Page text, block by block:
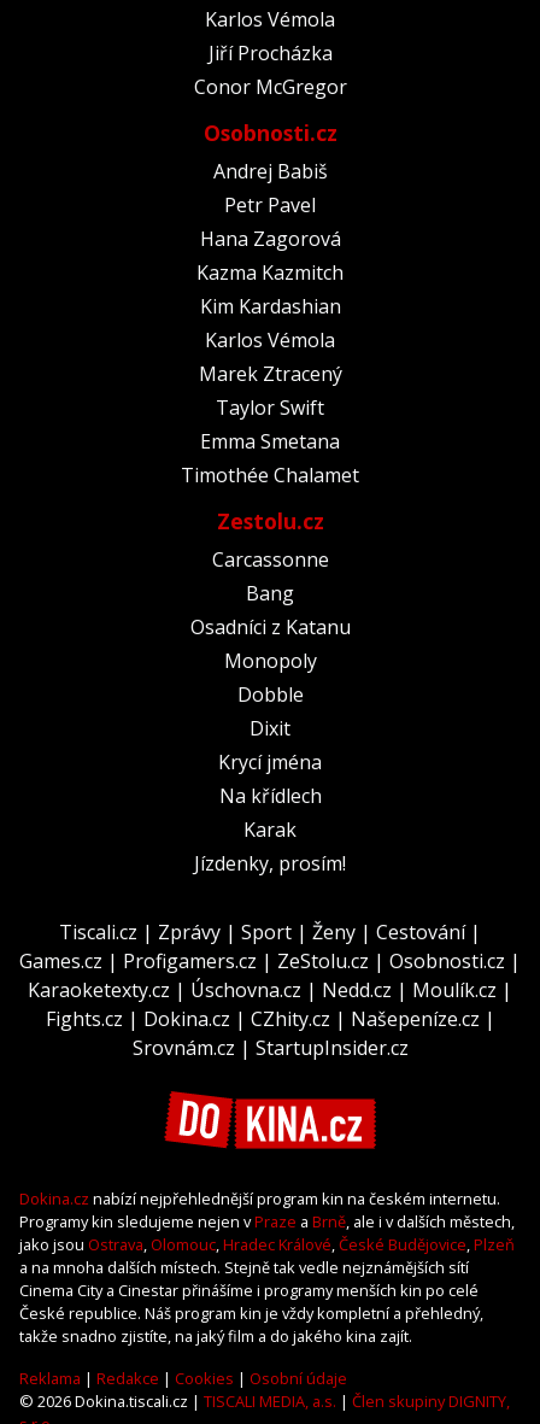
Karlos Vémola
Jiří Procházka
Conor McGregor
Osobnosti.cz
Andrej Babiš
Petr Pavel
Hana Zagorová
Kazma Kazmitch
Kim Kardashian
Karlos Vémola
Marek Ztracený
Taylor Swift
Emma Smetana
Timothée Chalamet
Zestolu.cz
Carcassonne
Bang
Osadníci z Katanu
Monopoly
Dobble
Dixit
Krycí jména
Na křídlech
Karak
Jízdenky, prosím!
Tiscali.cz | Zprávy | Sport | Ženy | Cestování|
Games.cz | Profigamers.cz | ZeStolu.cz | Osobnosti.cz |
Karaoketexty.cz | Úschovna.cz | Nedd.cz | Moulík.cz |
Fights.cz | Dokina.cz | CZhity.cz | Našepeníze.cz |
Srovnám.cz | StartupInsider.cz
Dokina.cz nabízí nejpřehlednější program kin na českém internetu.
Programy kin sledujeme nejen vPraze a Brně, ale i v dalších městech,
jako jsou Ostrava, Olomouc,Hradec Králové,České Budějovice,Plzeň
a na mnoha dalších místech. Stejně tak vedle nejznámějších sítí
Cinema City a Cinestar přinášíme i programy menších kin po celé
České republice. Náš program kin je vždy kompletní a přehledný,
takže snadno zjistíte, na jaký film a do jakého kina zajít.
Reklama | Redakce | Cookies | Osobní údaje
© 2026 Dokina.tiscali.cz | TISCALI MEDIA, a.s. | Člen skupiny DIGNITY,